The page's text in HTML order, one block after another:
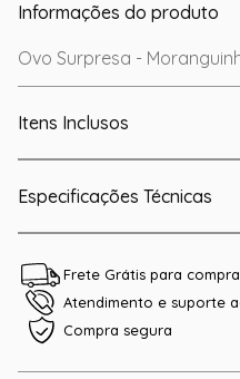
Informações do produto
Ovo Surpresa -
Itens Inclusos
Especificações Técnicas
Frete Grátis para
Atendimento e suporte
Compra segura